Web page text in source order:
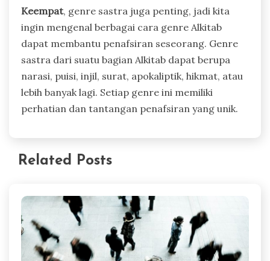
Keempat, genre sastra juga penting, jadi kita
ingin mengenal berbagai cara genre Alkitab
dapat membantu penafsiran seseorang. Genre
sastra dari suatu bagian Alkitab dapat berupa
narasi, puisi, injil, surat, apokaliptik, hikmat, atau
lebih banyak lagi. Setiap genre ini memiliki
perhatian dan tantangan penafsiran yang unik.
Related Posts